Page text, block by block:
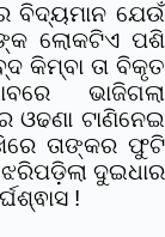
ବିଦ୍ୟମାନ ଯେଉଁ
ଲୋକଟିଏ ପଶି
କିମ୍ବା ତା ବିକୃତ
ଭାଜିଗଲା
ଓଢଣା ଟାଣିନେଇ
ତାଙ୍କର ଫୁଟି
ଦୁଇଧାର
!